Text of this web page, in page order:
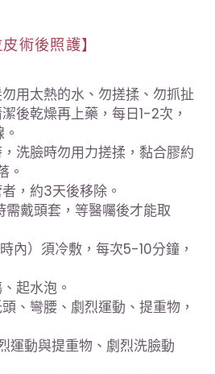
皮術後照護】
用太熱的水、勿搓揉、勿抓扯
後乾燥再上藥，每日1-2次，
洗臉時勿用力搓揉，黏合膠約
。
，約3天後移除。
戴頭套，等醫囑後才能取
內）須冷敷，每次5-10分鐘，
起水泡。
、彎腰、劇烈運動、提重物，
運動與提重物、劇烈洗臉動